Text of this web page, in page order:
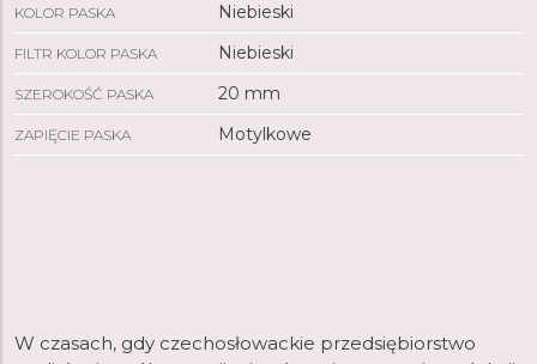
KOLOR PASKA Niebieski
FILTR KOLOR PASKA Niebieski
SZEROKOŚĆ PASKA 20 mm
ZAPIĘCIE PASKA Motylkowe
W czasach, gdy czechosłowackie przedsiębiorstwo